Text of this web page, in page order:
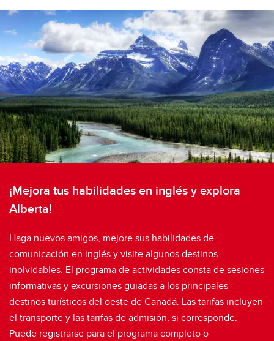
¡Mejora tus habilidades en inglés y explora
Alberta!
Haga nuevos amigos, mejore sus habilidades de
comunicación en inglés y visite algunos destinos
inolvidables. El programa de actividades consta de sesiones
informativas y excursiones guiadas a los principales
destinos turísticos del oeste de Canadá. Las tarifas incluyen
el transporte y las tarifas de admisión, si corresponde.
Puede registrarse para el programa completo o